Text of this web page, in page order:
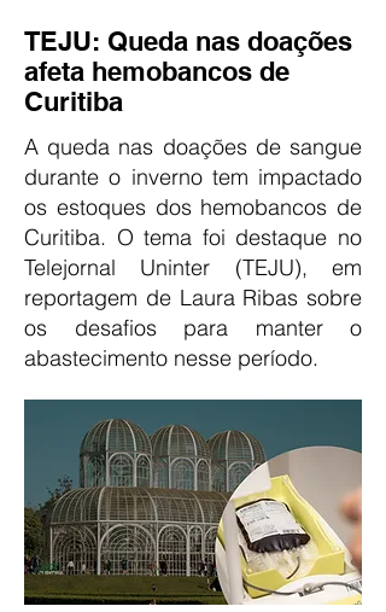
TEJU: Queda nas doações
afeta hemobancos de
Curitiba
A queda nas doações de sangue
durante o inverno tem impactado
os estoques dos hemobancos de
Curitiba. O tema foi destaque no
Telejornal Uninter (TEJU), em
reportagem de Laura Ribas sobre
os desafios para manter o
abastecimento nesse período.